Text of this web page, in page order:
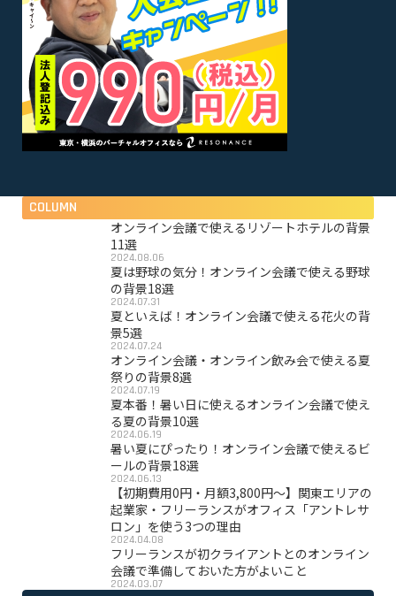
COLUMN
オンライン会議で使えるリゾートホテルの背景
11選
2024.08.06
夏は野球の気分！オンライン会議で使える野球
の背景18選
2024.07.31
夏といえば！オンライン会議で使える花火の背
景5選
2024.07.24
オンライン会議・オンライン飲み会で使える夏
祭りの背景8選
2024.07.19
夏本番！暑い日に使えるオンライン会議で使え
る夏の背景10選
2024.06.19
暑い夏にぴったり！オンライン会議で使えるビ
ールの背景18選
2024.06.13
【初期費用0円・月額3,800円〜】関東エリアの
起業家・フリーランスがオフィス「アントレサ
ロン」を使う3つの理由
2024.04.08
フリーランスが初クライアントとのオンライン
会議で準備しておいた方がよいこと
2024.03.07